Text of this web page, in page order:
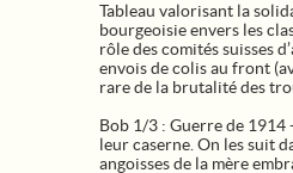
Tableau valorisant la
bourgeoisie envers les
rôle des comités suisses
envois de colis au front
rare de la brutalité des
Bob 1/3 : Guerre de 1914
leur caserne. On les suit
angoisses de la mère